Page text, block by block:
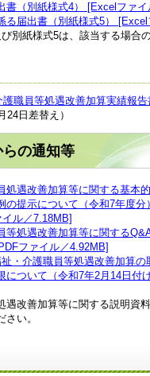
書（別紙様式4） [Excelファイ
る届出書（別紙様式5）
別紙様式5は、該当する場合
護職員等処遇改善加算実績報
24日差替え）
の通知等
処遇改善加算等に関する基本
の提示について（令和7年度分
ル／7.18MB]
等処遇改善加算等に関する
ファイル／4.92MB]
・介護職員等処遇改善加算
について（令和7年2月14日付
遇改善加算等に関する説明資
い。